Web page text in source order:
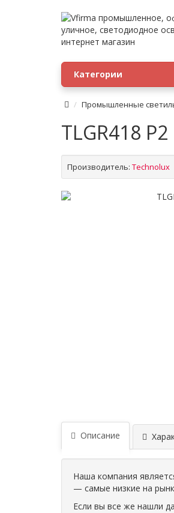
Категории
Промышленные
TLGR418 P2
Производитель: Technolux
Описание
Наша компания
— самые низкие на
Если вы все же нашли